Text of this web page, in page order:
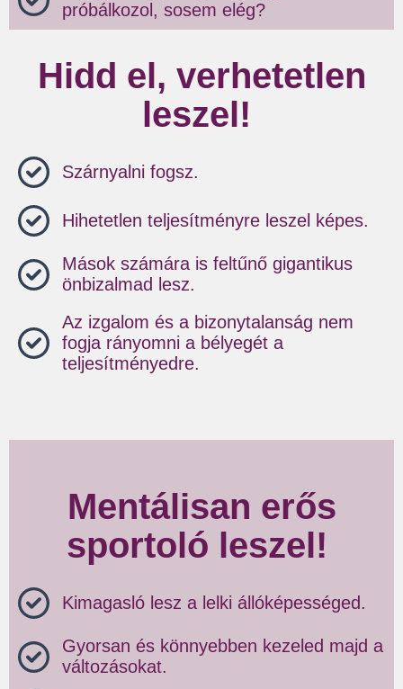
próbálkozol, sosem elég?
Hidd el, verhetetlen
leszel!
Szárnyalni fogsz.
Hihetetlen teljesítményre leszel képes.
Mások számára is feltűnő gigantikus
önbizalmad lesz.
Az izgalom és a bizonytalanság nem
fogja rányomni a bélyegét a
teljesítményedre.
Mentálisan erős
sportoló leszel!
Kimagasló lesz a lelki állóképességed.
Gyorsan és könnyebben kezeled majd a
változásokat.